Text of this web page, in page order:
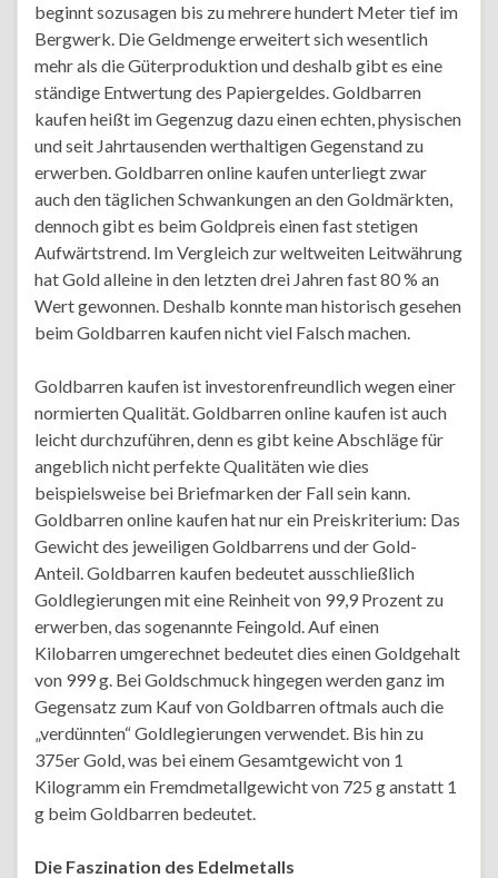
beginnt sozusagen bis zu mehrere hundert Meter tief im
Bergwerk. Die Geldmenge erweitert sich wesentlich
mehr als die Güterproduktion und deshalb gibt es eine
ständige Entwertung des Papiergeldes. Goldbarren
kaufen heißt im Gegenzug dazu einen echten, physischen
und seit Jahrtausenden werthaltigen Gegenstand zu
erwerben. Goldbarren online kaufen unterliegt zwar
auch den täglichen Schwankungen an den Goldmärkten,
dennoch gibt es beim Goldpreis einen fast stetigen
Aufwärtstrend. Im Vergleich zur weltweiten Leitwährung
hat Gold alleine in den letzten drei Jahren fast 80 % an
Wert gewonnen. Deshalb konnte man historisch gesehen
beim Goldbarren kaufen nicht viel Falsch machen.
Goldbarren kaufen ist investorenfreundlich wegen einer
normierten Qualität. Goldbarren online kaufen ist auch
leicht durchzuführen, denn es gibt keine Abschläge für
angeblich nicht perfekte Qualitäten wie dies
beispielsweise bei Briefmarken der Fall sein kann.
Goldbarren online kaufen hat nur ein Preiskriterium: Das
Gewicht des jeweiligen Goldbarrens und der Gold-
Anteil. Goldbarren kaufen bedeutet ausschließlich
Goldlegierungen mit eine Reinheit von 99,9 Prozent zu
erwerben, das sogenannte Feingold. Auf einen
Kilobarren umgerechnet bedeutet dies einen Goldgehalt
von 999 g. Bei Goldschmuck hingegen werden ganz im
Gegensatz zum Kauf von Goldbarren oftmals auch die
„verdünnten“ Goldlegierungen verwendet. Bis hin zu
375er Gold, was bei einem Gesamtgewicht von 1
Kilogramm ein Fremdmetallgewicht von 725 g anstatt 1
g beim Goldbarren bedeutet.
Die Faszination des Edelmetalls